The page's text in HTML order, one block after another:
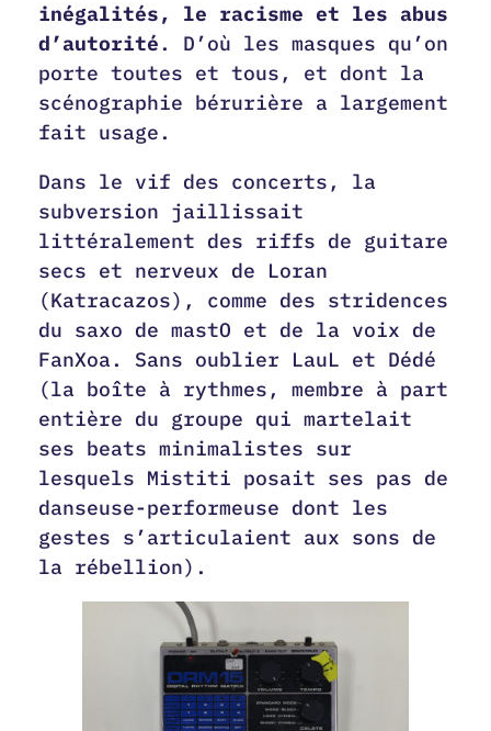
inégalités, le racisme et les abus
d’autorité. D’où les masques qu’on
porte toutes et tous, et dont la
scénographie bérurière a largement
fait usage.
Dans le vif des concerts, la
subversion jaillissait
littéralement des riffs de guitare
secs et nerveux de Loran
(Katracazos), comme des stridences
du saxo de mastO et de la voix de
FanXoa. Sans oublier LauL et Dédé
(la boîte à rythmes, membre à part
entière du groupe qui martelait
ses beats minimalistes sur
lesquels Mistiti posait ses pas de
danseuse-performeuse dont les
gestes s’articulaient aux sons de
la rébellion).